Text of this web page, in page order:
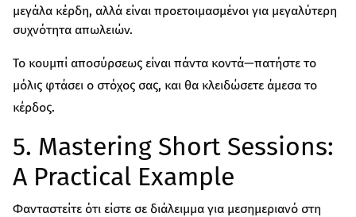
μεγάλα κέρδη, αλλά είναι προετοιμασμένοι για μεγαλύτερη
συχνότητα απωλειών.
Το κουμπί αποσύρσεως είναι πάντα κοντά—πατήστε το
μόλις φτάσει ο στόχος σας, και θα κλειδώσετε άμεσα το
κέρδος.
5. Mastering Short Sessions:
A Practical Example
Φανταστείτε ότι είστε σε διάλειμμα για μεσημεριανό στη